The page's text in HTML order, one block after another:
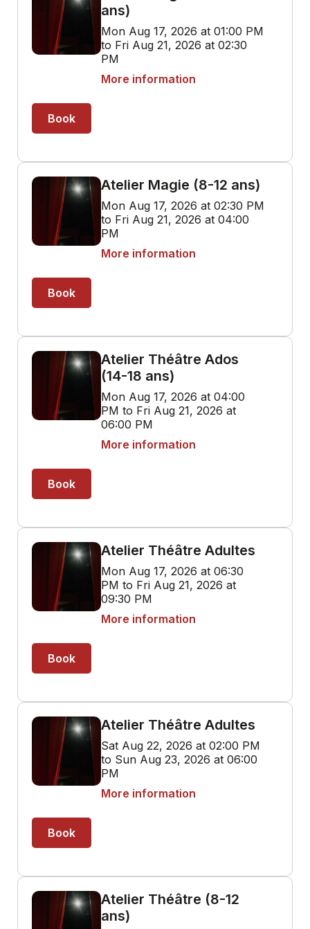
ans)
Mon Aug 17, 2026 at 01:00 PM
to Fri Aug 21, 2026 at 02:30
PM
More information
Book
Atelier Magie (8-12 ans)
Mon Aug 17, 2026 at 02:30 PM
to Fri Aug 21, 2026 at 04:00
PM
More information
Book
Atelier Théâtre Ados
(14-18 ans)
Mon Aug 17, 2026 at 04:00
PM to Fri Aug 21, 2026 at
06:00 PM
More information
Book
Atelier Théâtre Adultes
Mon Aug 17, 2026 at 06:30
PM to Fri Aug 21, 2026 at
09:30 PM
More information
Book
Atelier Théâtre Adultes
Sat Aug 22, 2026 at 02:00 PM
to Sun Aug 23, 2026 at 06:00
PM
More information
Book
Atelier Théâtre (8-12
ans)